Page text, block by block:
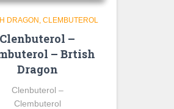
DRAGON CLEMBUTEROL
Clenbuterol –
– Brtish
Dragon
Clenbuterol –
Clembuterol